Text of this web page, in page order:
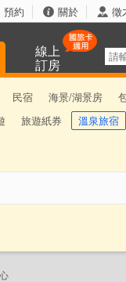
預約 關於 徵
線上
訂房
民宿 海景/湖景房
旅遊紙券 溫泉旅宿